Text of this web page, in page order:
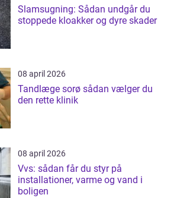
Slamsugning: Sådan undgår du
stoppede kloakker og dyre skader
08 april 2026
Tandlæge sorø sådan vælger du
den rette klinik
08 april 2026
Vvs: sådan får du styr på
installationer, varme og vand i
boligen